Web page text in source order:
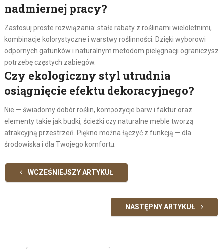
nadmiernej pracy?
Zastosuj proste rozwiązania: stałe rabaty z roślinami wieloletnimi,
kombinacje kolorystyczne i warstwy roślinności. Dzięki wyborowi
odpornych gatunków i naturalnym metodom pielęgnacji ograniczysz
potrzebę częstych zabiegów.
Czy ekologiczny styl utrudnia
osiągnięcie efektu dekoracyjnego?
Nie — świadomy dobór roślin, kompozycje barw i faktur oraz
elementy takie jak budki, ścieżki czy naturalne meble tworzą
atrakcyjną przestrzeń. Piękno można łączyć z funkcją — dla
środowiska i dla Twojego komfortu.
WCZEŚNIEJSZY ARTYKUŁ
NASTĘPNY ARTYKUŁ